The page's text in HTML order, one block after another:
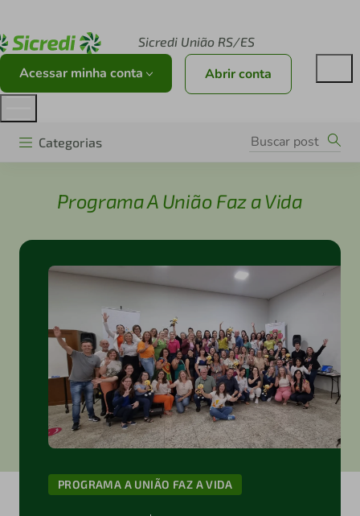
Sicredi União RS/ES
Acessar minha conta Abrir conta
Categorias
Programa A União Faz a Vida
PROGRAMA A UNIÃO FAZ A VIDA